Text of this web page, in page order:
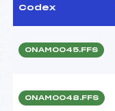
Codex
ONAM0045.FFS
ONAM0048.FFS